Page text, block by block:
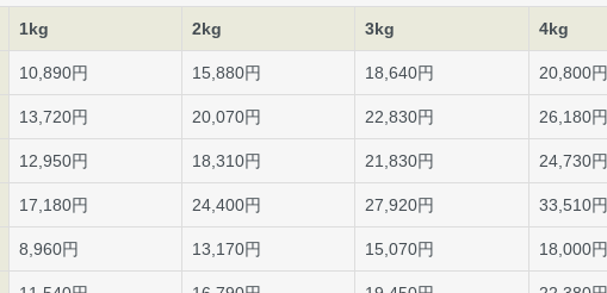
1kg 2kg 3kg 4kg
10,890円 15,880円 18,640円 20,800円
13,720円 20,070円 22,830円 26,180円
12,950円 18,310円 21,830円 24,730円
17,180円 24,400円 27,920円 33,510円
8,960円 13,170円 15,070円 18,000円